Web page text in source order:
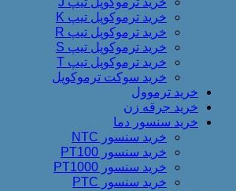
خرید ترموکوپل تیپ K
خرید ترموکوپل تیپ R
خرید ترموکوپل تیپ S
خرید ترموکوپل تیپ T
خرید سوکت ترموکوپل
خرید ترموول
خرید جرقه زن
خرید سنسور دما
خرید سنسور NTC
خرید سنسور PT100
خرید سنسور PT1000
خرید سنسور PTC